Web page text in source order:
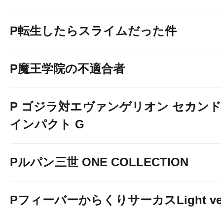
P転生したらスライムだった件
P魔王学院の不適合者
P ゴジラ対エヴァンゲリオン セカンド
インパクト G
Pルパン三世 ONE COLLECTION
PフィーバーからくりサーカスLight